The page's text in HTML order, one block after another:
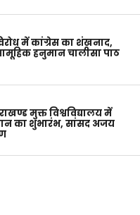
में कांग्रेस का शंखनाद,
हनुमान चालीसा पाठ
मुक्त विश्वविद्यालय में
का शुभारंभ, सांसद अजय